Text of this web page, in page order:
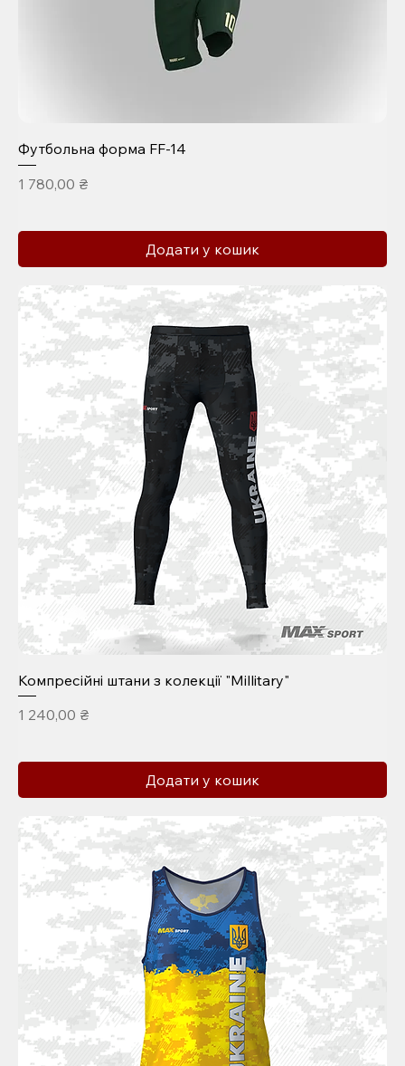
Футбольна форма FF-14
Ціна
1 780,00 ₴
Додати у кошик
Компресійні штани з колекції "Millitary"
Ціна
1 240,00 ₴
Додати у кошик